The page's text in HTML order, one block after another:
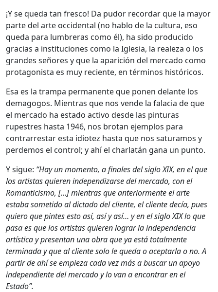
¡Y se queda tan fresco! Da pudor recordar que la mayor
parte del arte occidental (no hablo de la cultura, eso
queda para lumbreras como él), ha sido producido
gracias a instituciones como la Iglesia, la realeza o los
grandes señores y que la aparición del mercado como
protagonista es muy reciente, en términos históricos.
Esa es la trampa permanente que ponen delante los
demagogos. Mientras que nos vende la falacia de que
el mercado ha estado activo desde las pinturas
rupestres hasta 1946, nos brotan ejemplos para
contrarrestar esta idiotez hasta que nos saturamos y
perdemos el control; y ahí el charlatán gana un punto.
Y sigue: “Hay un momento, a finales del siglo XIX, en el que
los artistas quieren independizarse del mercado, con el
Romanticismo, […] mientras que anteriormente el arte
estaba sometido al dictado del cliente, el cliente decía, pues
quiero que pintes esto así, así y así… y en el siglo XIX lo que
pasa es que los artistas quieren lograr la independencia
artística y presentan una obra que ya está totalmente
terminada y que al cliente solo le queda o aceptarla o no. A
partir de ahí se empieza cada vez más a buscar un apoyo
independiente del mercado y lo van a encontrar en el
Estado”.